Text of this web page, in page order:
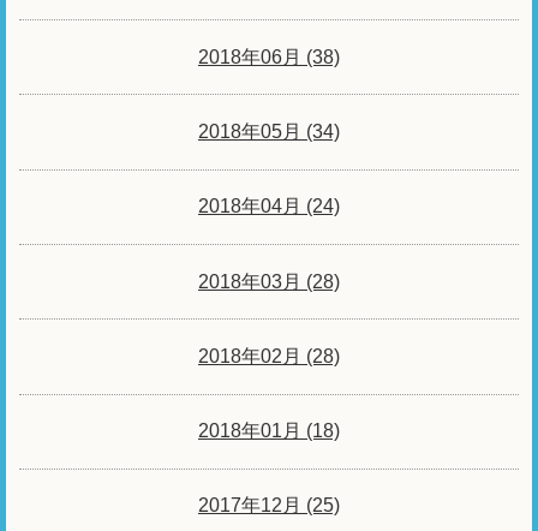
2018年06月 (38)
2018年05月 (34)
2018年04月 (24)
2018年03月 (28)
2018年02月 (28)
2018年01月 (18)
2017年12月 (25)